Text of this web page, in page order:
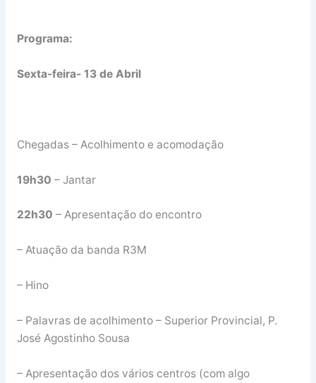
Programa:
Sexta-feira- 13 de Abril
Chegadas – Acolhimento e acomodação
19h30 – Jantar
22h30 – Apresentação do encontro
– Atuação da banda R3M
– Hino
– Palavras de acolhimento – Superior Provincial, P.
José Agostinho Sousa
– Apresentação dos vários centros (com algo